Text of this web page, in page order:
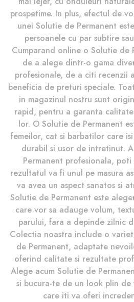
prospetime. In plus, efectul de
unei Solutie de Permanent
persoanele cu par subtire
Cumparand online o Solutie de
de a alege dintr-o gama
profesionale, de a citi recenzii
beneficia de preturi speciale.
in magazinul nostru sunt
rapid, pentru a garanta
lor. O Solutie de Permanent
femeilor, cat si barbatilor care
durabil si usor de intretinut.
Permanent profesionala,
rezultatul va fi unul pe masura
va avea un aspect sanatos si
Solutie de Permanent este
care vor sa adauge volum,
parului, fara a depinde zilnic
Colectia noastra include o
de Permanent, adaptate
oferind calitate si rezultate
Alege acum Solutie de
si bucura-te de un look plin
care iti va oferi